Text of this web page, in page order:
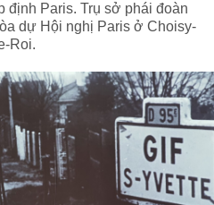
định Paris. Trụ sở phái đoàn
dự Hội nghị Paris ở Choisy-
Roi.